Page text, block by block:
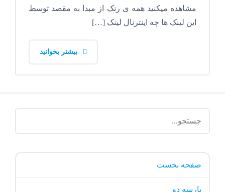
مشاهده میکنید همه ی رنک از مبدا به مقصد توسط
این لینک ها چه اینترنال لینک […]
صفحه نخست
پارسه دو